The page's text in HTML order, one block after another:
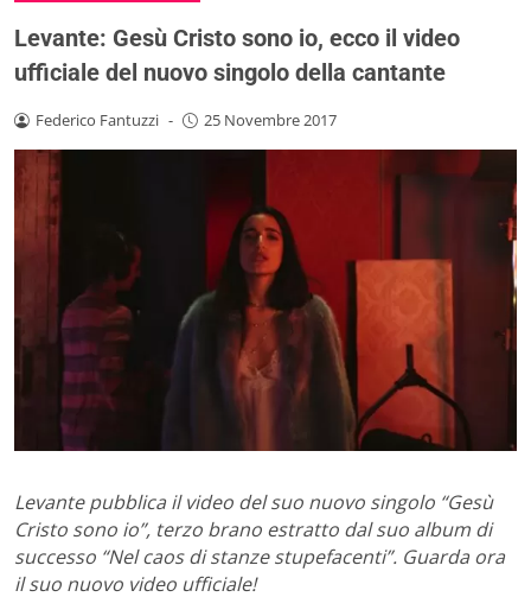
Levante: Gesù Cristo sono io, ecco il video
ufficiale del nuovo singolo della cantante
Federico Fantuzzi - 25 Novembre 2017
Levante pubblica il video del suo nuovo singolo “Gesù
Cristo sono io”, terzo brano estratto dal suo album di
successo “Nel caos di stanze stupefacenti”. Guarda ora
il suo nuovo video ufficiale!